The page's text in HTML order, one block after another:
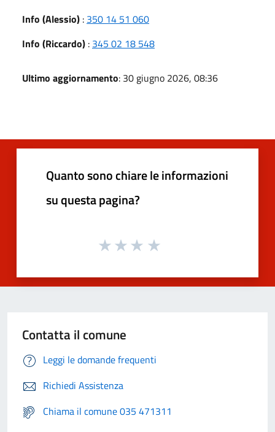
Info (Alessio) : 350 14 51 060
Info (Riccardo) : 345 02 18 548
Ultimo aggiornamento: 30 giugno 2026, 08:36
Quanto sono chiare le informazioni
su questa pagina?
Contatta il comune
Leggi le domande frequenti
Richiedi Assistenza
Chiama il comune 035 471311